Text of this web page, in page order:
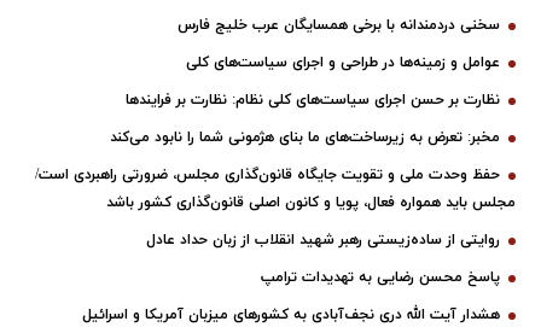
سخنی دردمندانه با برخی همسایگان عرب خلیج فارس
عوامل و زمینه‌ها در طراحی و اجرای سیاست‌های کلی
نظارت بر حسن اجرای سیاست‌های کلی نظام: نظارت بر فرایندها
مخبر: تعرض به زیرساخت‌های ما بنای هژمونی شما را نابود می‌کند
حفظ وحدت ملی و تقویت جایگاه قانون‌گذاری مجلس، ضرورتی راهبردی است/
مجلس باید همواره فعال، پویا و کانون اصلی قانون‌گذاری کشور باشد
روایتی از ساده‌زیستی رهبر شهید انقلاب از زبان حداد عادل
پاسخ محسن رضایی به تهدیدات ترامپ
هشدار آیت الله دری نجف‌آبادی به کشورهای میزبان آمریکا و اسرائیل